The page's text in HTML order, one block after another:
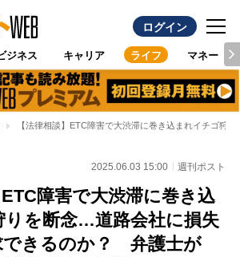
ログイン
ジネス キャリア ライフ マネー
【法律相談】ETC障害で大渋滞に巻き込まれイチゴ
2025.06.03 15:00 週刊ポスト
ETC障害で大渋滞に巻き込
りを断念…道路会社に損失
できるのか？ 弁護士が